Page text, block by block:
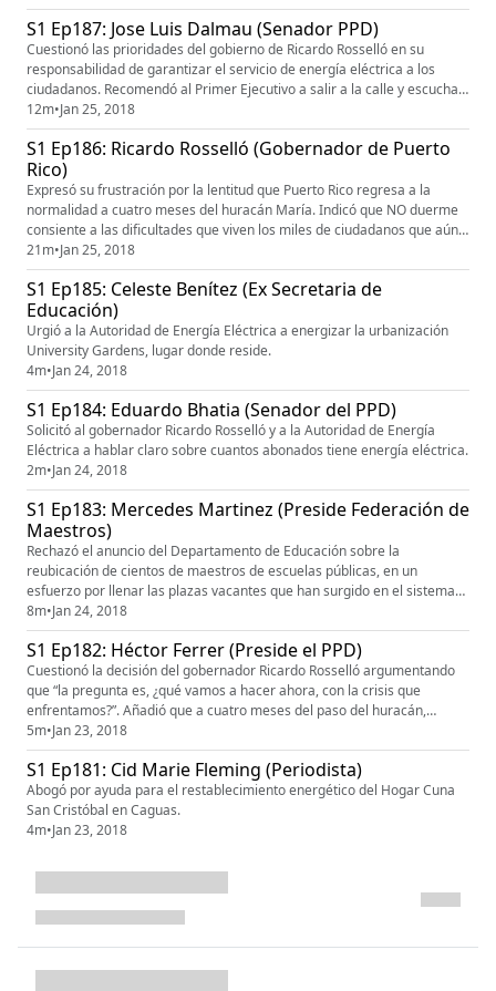
S1 Ep187: Jose Luis Dalmau (Senador PPD)
Cuestionó las prioridades del gobierno de Ricardo Rosselló en su
responsabilidad de garantizar el servicio de energía eléctrica a los
ciudadanos. Recomendó al Primer Ejecutivo a salir a la calle y escuchar
los reclamos de la ciudadanía.
12m•Jan 25, 2018
S1 Ep186: Ricardo Rosselló (Gobernador de Puerto
Rico)
Expresó su frustración por la lentitud que Puerto Rico regresa a la
normalidad a cuatro meses del huracán María. Indicó que NO duerme
consiente a las dificultades que viven los miles de ciudadanos que aún
no cuentan con servicio de energía eléctrica. En otro tema, explico sus
objetivos con su propuesta para privatizar la Autoridad de Energía
Eléctrica.
21m•Jan 25, 2018
S1 Ep185: Celeste Benítez (Ex Secretaria de
Educación)
Urgió a la Autoridad de Energía Eléctrica a energizar la urbanización
University Gardens, lugar donde reside.
4m•Jan 24, 2018
S1 Ep184: Eduardo Bhatia (Senador del PPD)
Solicitó al gobernador Ricardo Rosselló y a la Autoridad de Energía
Eléctrica a hablar claro sobre cuantos abonados tiene energía eléctrica.
2m•Jan 24, 2018
S1 Ep183: Mercedes Martinez (Preside Federación de
Maestros)
Rechazó el anuncio del Departamento de Educación sobre la
reubicación de cientos de maestros de escuelas públicas, en un
esfuerzo por llenar las plazas vacantes que han surgido en el sistema
educativo sin tener que recurrir a la contratación de personal adicional.
Tronó contra la secretaria Julia Keleher y pidió su destitución.
8m•Jan 24, 2018
S1 Ep182: Héctor Ferrer (Preside el PPD)
Cuestionó la decisión del gobernador Ricardo Rosselló argumentando
que “la pregunta es, ¿qué vamos a hacer ahora, con la crisis que
enfrentamos?”. Añadió que a cuatro meses del paso del huracán,
Puerto Rico es un desastre, con un gobierno ineficiente. Indicó que un
millón de personas no tiene luz, una ola criminal nunca vista, 250,000
puertorriqueños han abandonado la Isla, 40,000 puertorriqueñ...
5m•Jan 23, 2018
S1 Ep181: Cid Marie Fleming (Periodista)
Abogó por ayuda para el restablecimiento energético del Hogar Cuna
San Cristóbal en Caguas.
4m•Jan 23, 2018